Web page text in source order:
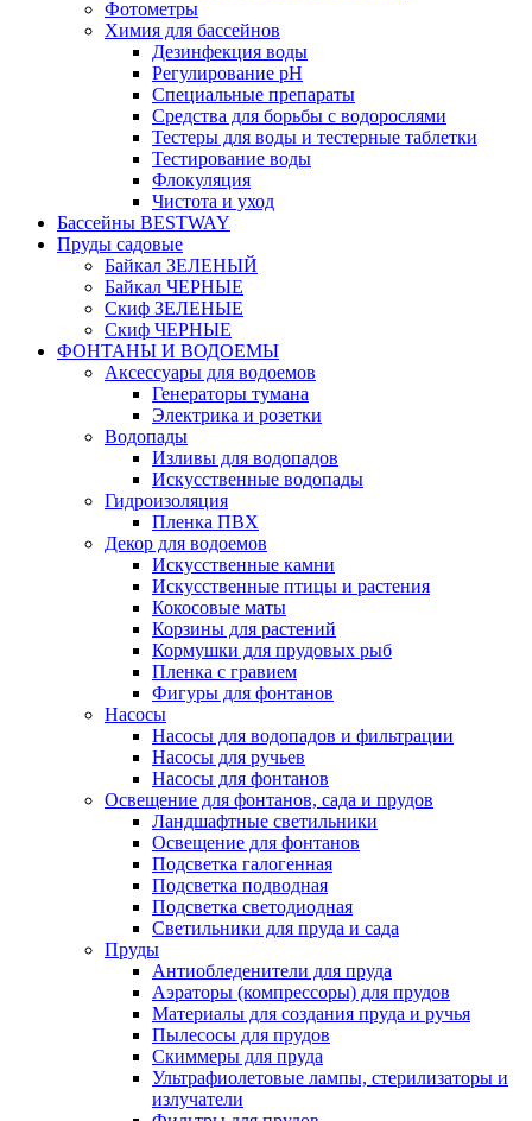
Фотометры
Химия для бассейнов
Дезинфекция воды
Регулирование pH
Специальные препараты
Средства для борьбы с водорослями
Тестеры для воды и тестерные таблетки
Тестирование воды
Флокуляция
Чистота и уход
Бассейны BESTWAY
Пруды садовые
Байкал ЗЕЛЕНЫЙ
Байкал ЧЕРНЫЕ
Скиф ЗЕЛЕНЫЕ
Скиф ЧЕРНЫЕ
ФОНТАНЫ И ВОДОЕМЫ
Аксессуары для водоемов
Генераторы тумана
Электрика и розетки
Водопады
Изливы для водопадов
Искусственные водопады
Гидроизоляция
Пленка ПВХ
Декор для водоемов
Искусственные камни
Искусственные птицы и растения
Кокосовые маты
Корзины для растений
Кормушки для прудовых рыб
Пленка с гравием
Фигуры для фонтанов
Насосы
Насосы для водопадов и фильтрации
Насосы для ручьев
Насосы для фонтанов
Освещение для фонтанов, сада и прудов
Ландшафтные светильники
Освещение для фонтанов
Подсветка галогенная
Подсветка подводная
Подсветка светодиодная
Светильники для пруда и сада
Пруды
Антиобледенители для пруда
Аэраторы (компрессоры) для прудов
Материалы для создания пруда и ручья
Пылесосы для прудов
Скиммеры для пруда
Ультрафиолетовые лампы, стерилизаторы и
излучатели